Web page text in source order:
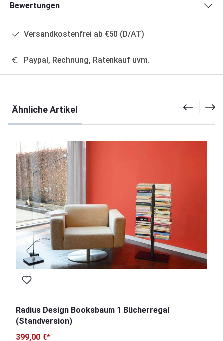
Bewertungen
Versandkostenfrei ab €50 (D/AT)
Paypal, Rechnung, Ratenkauf uvm.
Ähnliche Artikel
Radius Design Booksbaum 1 Bücherregal
(Standversion)
399,00 €*